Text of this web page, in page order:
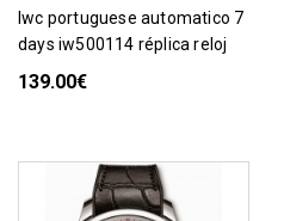
iwc portuguese automatico 7
days iw500114 réplica reloj
139.00€